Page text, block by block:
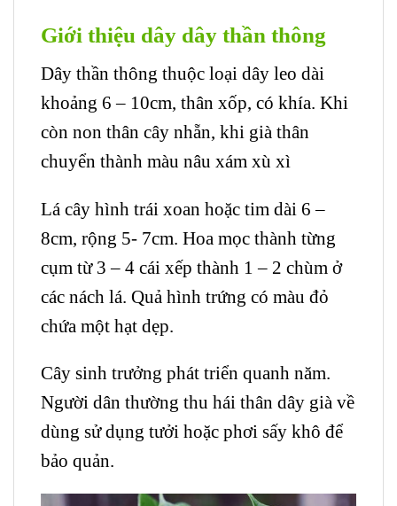
Giới thiệu dây dây thần thông
Dây thần thông thuộc loại dây leo dài
khoảng 6 – 10cm, thân xốp, có khía. Khi
còn non thân cây nhẵn, khi già thân
chuyển thành màu nâu xám xù xì
Lá cây hình trái xoan hoặc tim dài 6 –
8cm, rộng 5- 7cm. Hoa mọc thành từng
cụm từ 3 – 4 cái xếp thành 1 – 2 chùm ở
các nách lá. Quả hình trứng có màu đỏ
chứa một hạt dẹp.
Cây sinh trưởng phát triển quanh năm.
Người dân thường thu hái thân dây già về
dùng sử dụng tưởi hoặc phơi sấy khô để
bảo quản.